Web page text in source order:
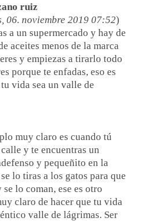
ruiz
06. noviembre 2019 07:52)
a un supermercado y hay de
aceites menos de la marca
y empiezas a tirarlo todo
porque te enfadas, eso es
vida sea un valle de
muy claro es cuando tú
y te encuentras un
y pequeñito en la
lo tiras a los gatos para que
lo coman, ese es otro
claro de hacer que tu vida
valle de lágrimas. Ser